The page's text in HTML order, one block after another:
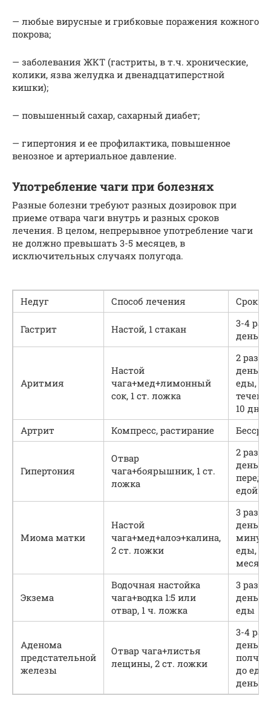
— любые вирусные и грибковые поражения кожного
покрова;
— заболевания ЖКТ (гастриты, в т.ч. хронические,
колики, язва желудка и двенадцатиперстной
кишки);
— повышенный сахар, сахарный диабет;
— гипертония и ее профилактика, повышенное
венозное и артериальное давление.
Употребление чаги при болезнях
Разные болезни требуют разных дозировок при
приеме отвара чаги внутрь и разных сроков
лечения. В целом, непрерывное употребление чаги
не должно превышать 3-5 месяцев, в
исключительных случаях полугода.
Недуг Способ лечения Сроки
Гастрит Настой, 1 стакан
3-4
день
Аритмия
Настой
чага+мед+лимонный
сок, 1 ст. ложка
2 раза в
день до
еды, в
10 дней
Артрит
Компресс, растирание
Гипертония
Отвар
чага+боярышник, 1 ст.
ложка
2 раза в
день
перед
едой
Миома матки
Настой
чага+мед+алоэ+калина,
2 ст. ложки
3 раза в
день
минут
еды, 6
Экзема
Водочная настойка
чага+водка 1:5 или
отвар, 1 ч. ложка
3 раза в
день до
еды
Аденома
предстательной
железы
Отвар чага+листья
лещины, 2 ст. ложки
3-4
день за
до еды,
день